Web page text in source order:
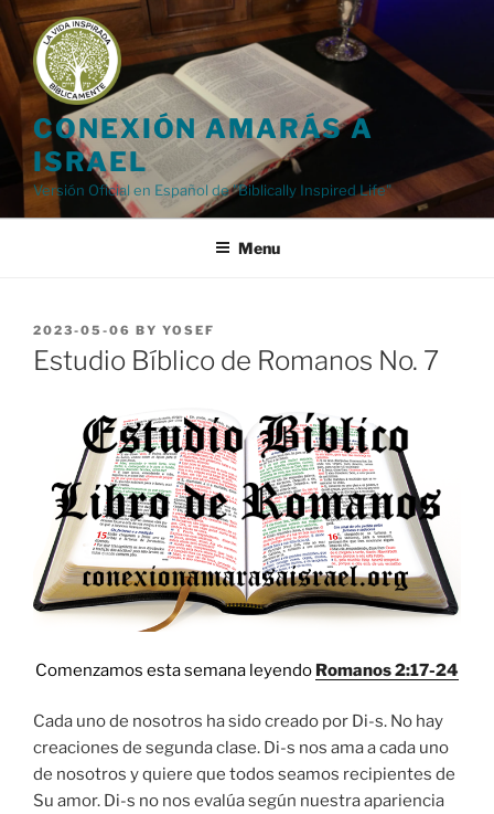
Skip
to
content
CONEXIÓN AMARÁS A
ISRAEL
Versión Oficial en Español de "Biblically Inspired Life"
Menu
POSTED
ON
2023-05-06 BY YOSEF
Estudio Bíblico de Romanos No. 7
Comenzamos esta semana leyendo Romanos 2:17-24
Cada uno de nosotros ha sido creado por Di-s. No hay
creaciones de segunda clase. Di-s nos ama a cada uno
de nosotros y quiere que todos seamos recipientes de
Su amor. Di-s no nos evalúa según nuestra apariencia